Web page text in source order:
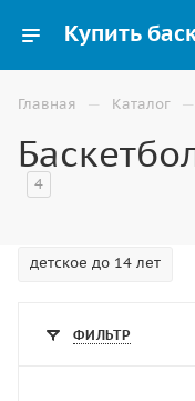
Главная — Каталог —
4
детское до 14 лет
ФИЛЬТР